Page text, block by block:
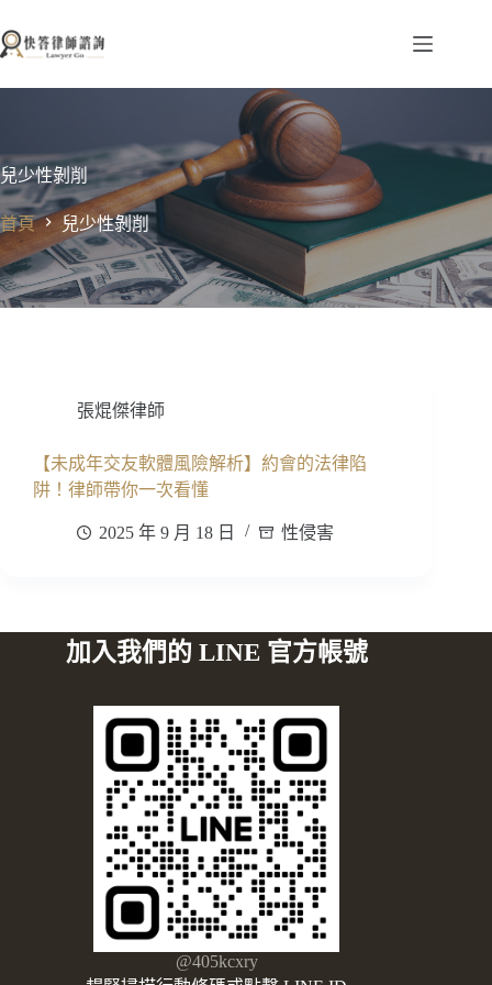
至
要
兒少性剝削
首頁 兒少性剝削
張焜傑律師
【未成年交友軟體風險解析】約會的法律陷
阱！律師帶你一次看懂
2025 年 9 月 18 日 性侵害
加入我們的 LINE 官方帳號
@405kcxry